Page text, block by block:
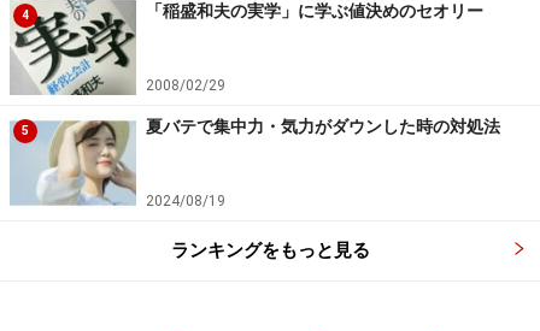
4 「稲盛和夫の実学」に学ぶ値決めのセオリー
2008/02/29
5 夏バテで集中力・気力がダウンした時の対処法
2024/08/19
ランキングをもっと見る